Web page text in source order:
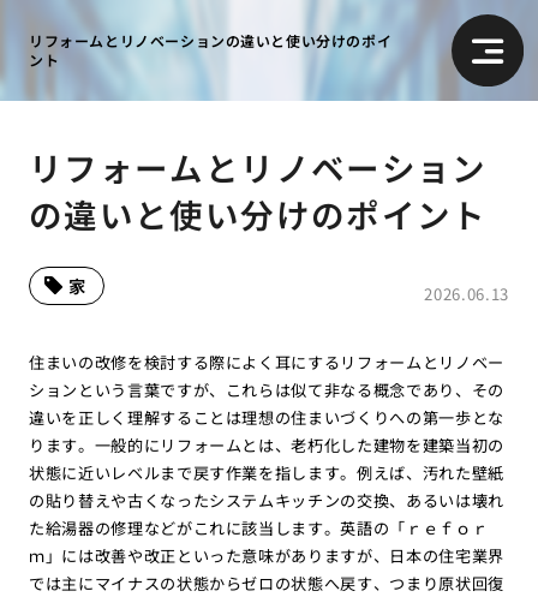
リフォームとリノベーションの違いと使い分けのポイ
ント
リフォームとリノベーション
の違いと使い分けのポイント
2026.06.13
家
住まいの改修を検討する際によく耳にするリフォームとリノベー
ションという言葉ですが、これらは似て非なる概念であり、その
違いを正しく理解することは理想の住まいづくりへの第一歩とな
ります。一般的にリフォームとは、老朽化した建物を建築当初の
状態に近いレベルまで戻す作業を指します。例えば、汚れた壁紙
の貼り替えや古くなったシステムキッチンの交換、あるいは壊れ
た給湯器の修理などがこれに該当します。英語の「ｒｅｆｏｒ
ｍ」には改善や改正といった意味がありますが、日本の住宅業界
では主にマイナスの状態からゼロの状態へ戻す、つまり原状回復